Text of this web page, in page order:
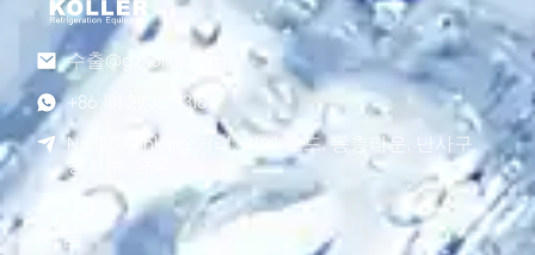
수출@gzkoller.com
+86 181 2236 8318
No.120 Qinlong 거리, 리예 로드, 동총타운, 난사구,
광저우, 중국
제품